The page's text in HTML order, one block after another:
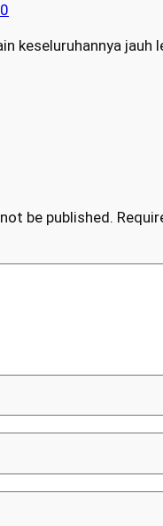
keseluruhannya
be published.